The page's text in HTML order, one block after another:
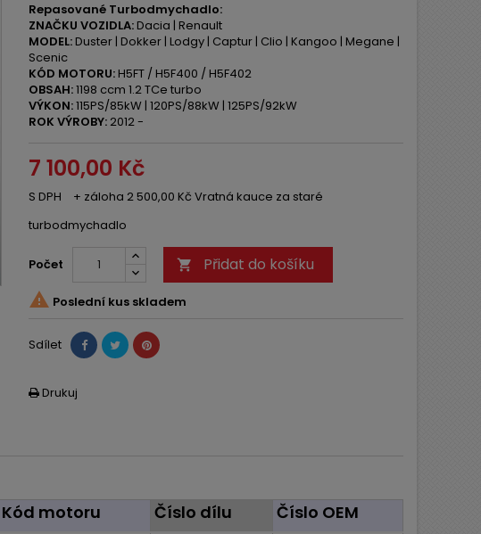
Repasované Turbodmychadlo:
ZNAČKU VOZIDLA:Dacia | Renault
MODEL:Duster | Dokker | Lodgy | Captur | Clio | Kangoo | Megane |
Scenic
KÓD MOTORU:H5FT / H5F400 / H5F402
OBSAH:1198 ccm 1.2 TCe turbo
VÝKON:115PS/85kW | 120PS/88kW | 125PS/92kW
ROK VÝROBY: 2012 -
7 100,00 Kč
S DPH
+ záloha 2 500,00 Kč Vratná kauce za staré
turbodmychadlo
Počet  Přidat do košíku
 Poslední kus skladem
Sdílet
 Drukuj
Kód motoru Číslo dílu Číslo OEM